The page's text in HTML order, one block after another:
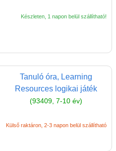
Készleten, 1 napon belül szállítható!
Tanuló óra, Learning
Resources logikai játék
(93409, 7-10 év)
Külső raktáron, 2-3 napon belül szállítható